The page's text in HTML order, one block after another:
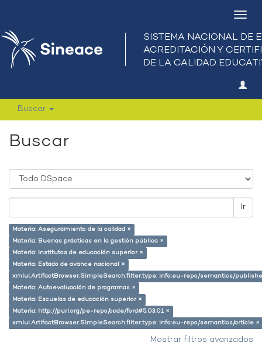
Buscar
Buscar
Ir
Materia: Aseguramiento de la calidad ×
Materia: Buenas prácticas en la gestión pública ×
Materia: Institutos de educación superior ×
Materia: Estado de avance nacional ×
xmlui.ArtifactBrowser.SimpleSearch.filter.type: info:eu-repo/semantics/
Materia: Autoevaluación de programas ×
Materia: Escuelas de educación superior ×
Materia: http://purl.org/pe-repo/ocde/ford#5.03.01 ×
xmlui.ArtifactBrowser.SimpleSearch.filter.type: info:eu-repo/semantics/article ×
Mostrar filtros avanzados